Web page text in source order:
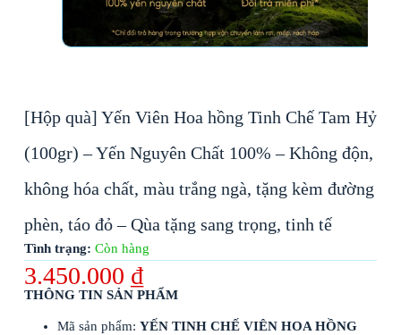
[Hộp quà] Yến Viên Hoa hồng Tinh Chế Tam Hỷ
(100gr) – Yến Nguyên Chất 100% – Không độn,
không hóa chất, màu trắng ngà, tặng kèm đường
phèn, táo đỏ – Qùa tặng sang trọng, tinh tế
Tình trạng: Còn hàng
3.450.000 ₫
THÔNG TIN SẢN PHẨM
Mã sản phẩm:YẾN TINH CHẾ VIÊN HOA HỒNG